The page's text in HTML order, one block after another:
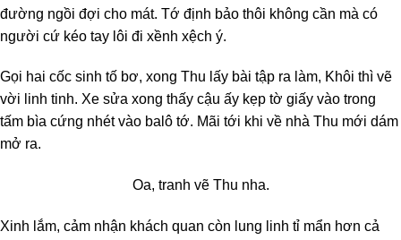
đường ngồi đợi cho mát. Tớ định bảo thôi không cần mà có
người cứ kéo tay lôi đi xềnh xệch ý.
Gọi hai cốc sinh tố bơ, xong Thu lấy bài tập ra làm, Khôi thì vẽ
vời linh tinh. Xe sửa xong thấy cậu ấy kẹp tờ giấy vào trong
tấm bìa cứng nhét vào balô tớ. Mãi tới khi về nhà Thu mới dám
mở ra.
Oa, tranh vẽ Thu nha.
Xinh lắm, cảm nhận khách quan còn lung linh tỉ mẩn hơn cả